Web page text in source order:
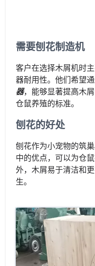
需要刨花制造机
客户在选择木屑机时
器耐用性。他们希望
器，能够显著提高木
仓鼠养殖的标准。
刨花的好处
刨花作为小宠物的筑
中的优点，可以为仓
外，木屑易于清洁和
生。